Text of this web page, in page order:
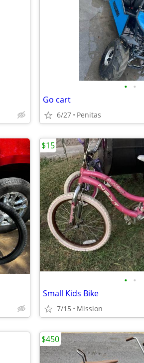
• •
Go cart
6/27 Penitas
• •
Small Kids Bike
7/15 Mission
$15
$450